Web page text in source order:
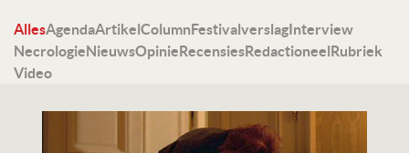
AllesAgendaArtikelColumnFestivalverslagInterview
NecrologieNieuwsOpinieRecensiesRedactioneelRubriek
Video